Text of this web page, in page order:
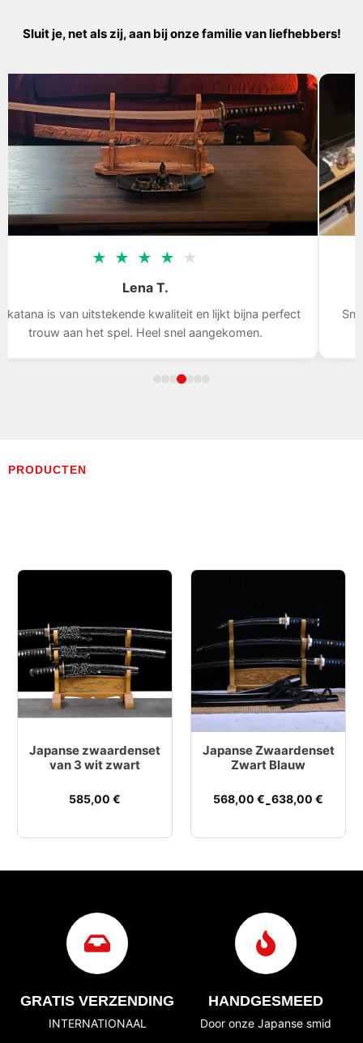
Sluit je, net als zij, aan bij onze familie van liefhebbers!
★ ★ ★ ★
Lena T.
is van uitstekende kwaliteit en lijkt bijna perfect
trouw aan het spel. Heel snel aangekomen.
Snelle
PRODUCTEN
Japanse zwaardenset
van 3 wit zwart
585,00 €
Japanse Zwaardenset
Zwart Blauw
568,00 €-638,00 €
GRATIS VERZENDING
INTERNATIONAAL
HANDGESMEED
Door onze Japanse smid